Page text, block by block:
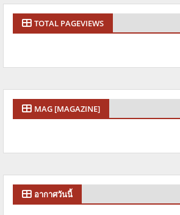
TOTAL PAGEVIEWS
MAG [MAGAZINE]
อากาศวันนี้